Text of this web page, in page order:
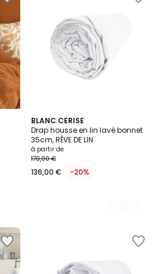
BLANC CERISE
Drap housse en lin lavé bonnet
35cm, RÊVE DE LIN
à partir de
170,00 €
136,00 € -20%
7
Couleurs